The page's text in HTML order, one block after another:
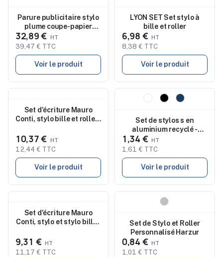
Parure publicitaire stylo
plume coupe-papier
Paulette
32,89 €
39,47 € TTC
Voir le produit
LYON SET Set stylo à
bille et roller
6,98 €
8,38 € TTC
Voir le produit
Set d'écriture Mauro
Conti, stylo bille et roller |
10,37 €
12,44 € TTC
Voir le produit
Nouveau
Set de stylos s en
aluminium recyclé -
ORWELL
1,34 €
1,61 € TTC
Voir le produit
Set d'écriture Mauro
Conti, stylo et stylo bille |
9,31 €
11,17 € TTC
Set de Stylo et Roller
Personnalisé Harzur
0,84 €
1,01 € TTC